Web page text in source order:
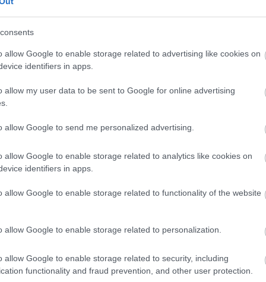
allow Google to enable storage related to advertising like cookies on
identifiers in apps.
allow my user data to be sent to Google for online advertising
allow Google to send me personalized advertising.
allow Google to enable storage related to analytics like cookies on
identifiers in apps.
allow Google to enable storage related to functionality of the website
allow Google to enable storage related to personalization.
allow Google to enable storage related to security, including
functionality and fraud prevention, and other user protection.
, αγνόησε τις ανησυχίες περί
την Τετάρτη ότι «βλέπουμε κάτι
δημιουργηθεί «φούσκα», ανέφερε ότι
. Ο δισεκατομμυριούχος επενδυτής είπε
19:12